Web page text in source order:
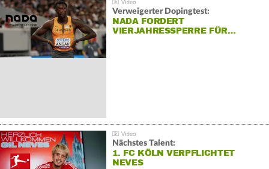
Verweigerter Dopingtest:
NADA FORDERT
VIERJAHRESSPERRE FÜR…
Nächstes Talent:
1. FC KÖLN VERPFLICHTET
NEVES